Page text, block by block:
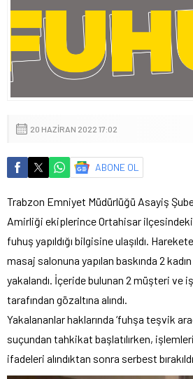
20 HAZIRAN 2022 17:02
ABONE OL
Trabzon Emniyet Müdürlüğü Asayiş
Amirliği ekiplerince Ortahisar
fuhuş yapıldığı bilgisine ulaşıldı.
masaj salonuna yapılan baskında 2
yakalandı. İçeride bulunan 2 müşteri ve
tarafından gözaltına alındı.
Yakalananlar haklarında ‘fuhşa teşvik
suçundan tahkikat başlatılırken,
ifadeleri alındıktan sonra serbest bırakıldı.